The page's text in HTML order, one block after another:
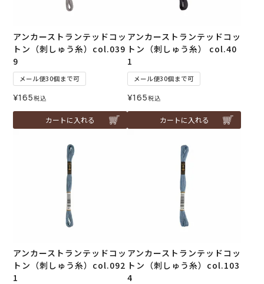
アンカーストランテッドコッ
トン（刺しゅう糸）col.039
9
メール便30個まで可
¥165税込
カートに入れる
アンカーストランテッドコッ
トン（刺しゅう糸） col.40
1
メール便30個まで可
¥165税込
カートに入れる
アンカーストランテッドコッ
トン（刺しゅう糸）col.092
1
アンカーストランテッドコッ
トン（刺しゅう糸）col.103
4